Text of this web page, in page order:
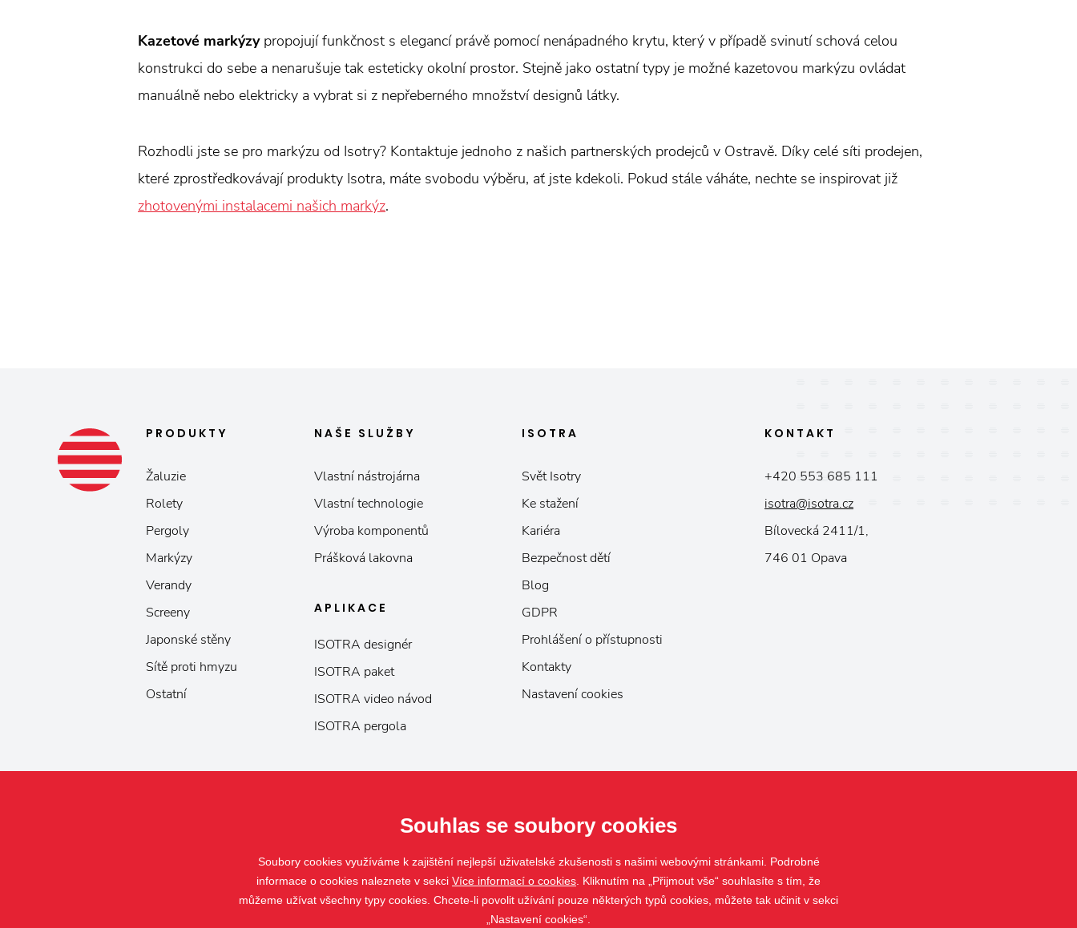
Kazetové markýzypropojují funkčnost s elegancí právě pomocí nenápadného krytu, který v případě svinutí schová celou
konstrukci do sebe a nenarušuje tak esteticky okolní prostor. Stejně jako ostatní typy je možné kazetovou markýzu ovládat
manuálně nebo elektricky a vybrat si z nepřeberného množství designů látky.
Rozhodli jste se pro markýzu od Isotry? Kontaktuje jednoho z našich partnerských prodejců v Ostravě. Díky celé síti prodejen,
které zprostředkovávají produkty Isotra, máte svobodu výběru, ať jste kdekoli. Pokud stále váháte, nechte se inspirovat již
zhotovenými instalacemi našich markýz.
PRODUKTY
Žaluzie
Rolety
Pergoly
Markýzy
Verandy
Screeny
Japonské stěny
Sítě proti hmyzu
Ostatní
NAŠE SLUŽBY
Vlastní nástrojárna
Vlastní technologie
Výroba komponentů
Prášková lakovna
APLIKACE
ISOTRA designér
ISOTRA paket
ISOTRA video návod
ISOTRA pergola
ISOTRA
Svět Isotry
Ke stažení
Kariéra
Bezpečnost dětí
Blog
GDPR
Prohlášení o přístupnosti
Kontakty
Nastavení cookies
KONTAKT
+420 553 685 111
isotra@isotra.cz
Bílovecká 2411/1,
746 01 Opava
Souhlas se soubory cookies
Soubory cookies využíváme k zajištění nejlepší uživatelské zkušenosti s našimi webovými stránkami. Podrobné
informace o cookies naleznete v sekci Více informací o cookies . Kliknutím na „Přijmout vše“ souhlasíte s tím, že
můžeme užívat všechny typy cookies. Chcete-li povolit užívání pouze některých typů cookies, můžete tak učinit v sekci
„Nastavení cookies“.